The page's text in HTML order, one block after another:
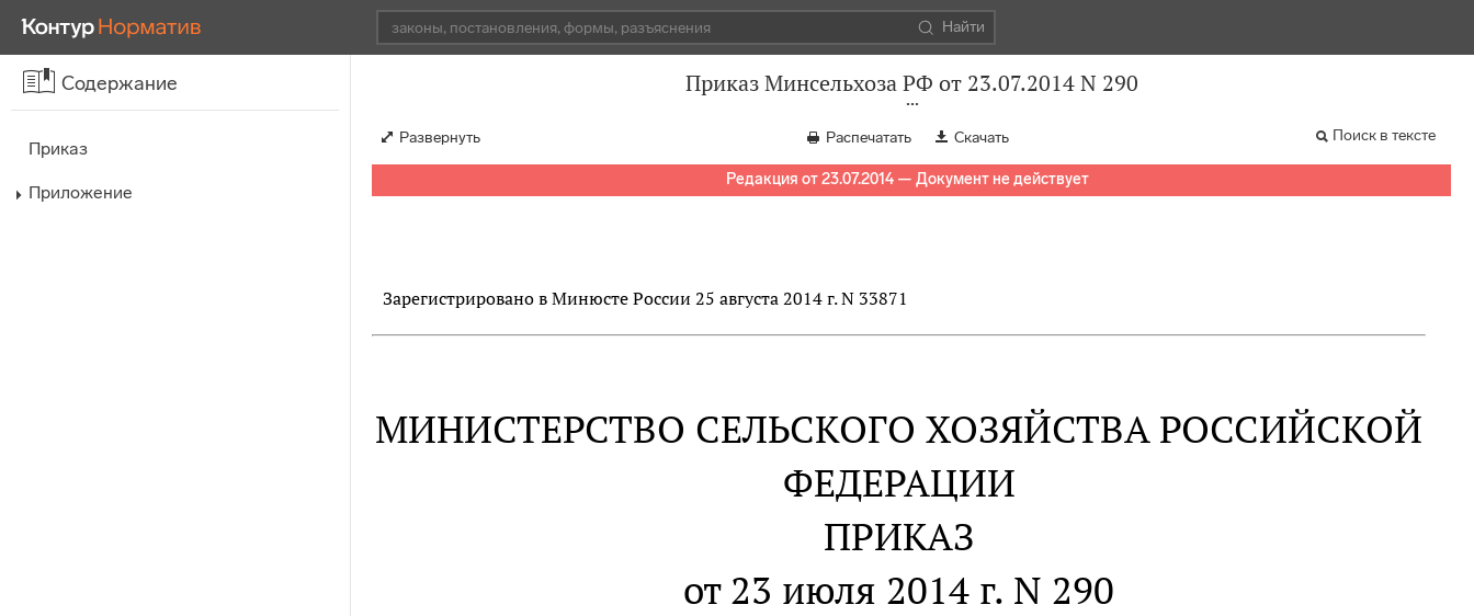
Найти
Содержание
Приказ
Приложение
Приказ Минсельхоза РФ от 23.07.2014 N 290
Развернуть Распечатать Скачать Поиск в тексте
Редакция от 23.07.2014 — Документ не действует
Зарегистрировано в Минюсте России 25 августа 2014 г. N 33871
МИНИСТЕРСТВО СЕЛЬСКОГО ХОЗЯЙСТВА РОССИЙСКОЙ
ФЕДЕРАЦИИ
ПРИКАЗ
от 23 июля 2014 г. N 290